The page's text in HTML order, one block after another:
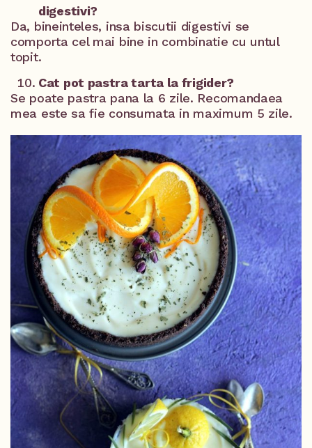
digestivi?
Da, bineinteles, insa biscutii digestivi se
comporta cel mai bine in combinatie cu untul
topit.
Cat pot pastra tarta la frigider?
Se poate pastra pana la 6 zile. Recomandaea
mea este sa fie consumata in maximum 5 zile.